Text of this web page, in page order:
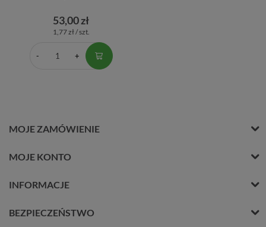
53,00 zł
1,77 zł / szt.
MOJE ZAMÓWIENIE
MOJE KONTO
INFORMACJE
BEZPIECZEŃSTWO